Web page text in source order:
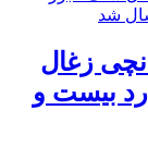
۲۰ معدنچی زغال
بیست و